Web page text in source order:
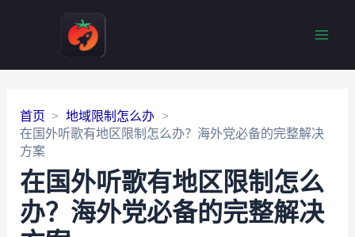
首页
地域限制怎么办
在国外听歌有地区限制怎么办？海外党必备的完整解决
方案
在国外听歌有地区限制怎么
办？海外党必备的完整解决